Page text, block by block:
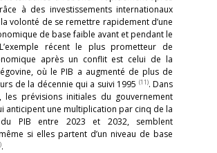
à des investissements internationaux
volonté de se remettre rapidement d’une
de base faible avant et pendant le
récent le plus prometteur de
après un conflit est celui de la
où le PIB a augmenté de plus de
de la décennie qui a suivi 1995 (11). Dans
les prévisions initiales du gouvernement
anticipent une multiplication par cinq de la
du PIB entre 2023 et 2032, semblent
si elles partent d’un niveau de base
.